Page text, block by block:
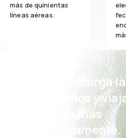
Comidas
más de quinientas
líneas aéreas.
¡Eh! Descarga
eDestinos y
incluso más
cómodamente.